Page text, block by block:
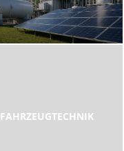
FAHRZEUGTECHNIK